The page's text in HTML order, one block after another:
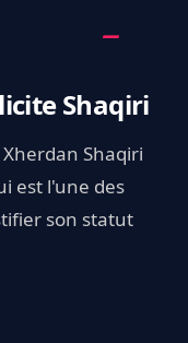
Shaqiri
Shaqiri
est l'une des
son statut